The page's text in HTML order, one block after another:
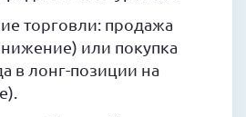
торговли: продажа
или покупка
в лонг-позиции на